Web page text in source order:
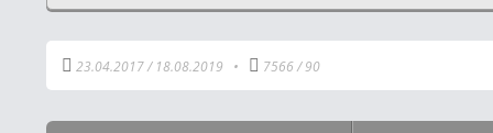
23.04.2017/ 18.08.2019 • 7566/90